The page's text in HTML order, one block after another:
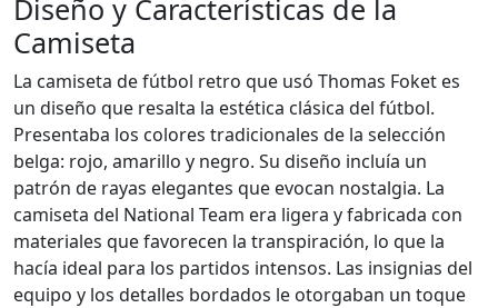
Diseño y Características de la
Camiseta
La camiseta de fútbol retro que usó Thomas Foket es
un diseño que resalta la estética clásica del fútbol.
Presentaba los colores tradicionales de la selección
belga: rojo, amarillo y negro. Su diseño incluía un
patrón de rayas elegantes que evocan nostalgia. La
camiseta del National Team era ligera y fabricada con
materiales que favorecen la transpiración, lo que la
hacía ideal para los partidos intensos. Las insignias del
equipo y los detalles bordados le otorgaban un toque